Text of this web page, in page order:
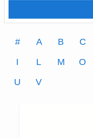
# A B C
I
L M O
U
V